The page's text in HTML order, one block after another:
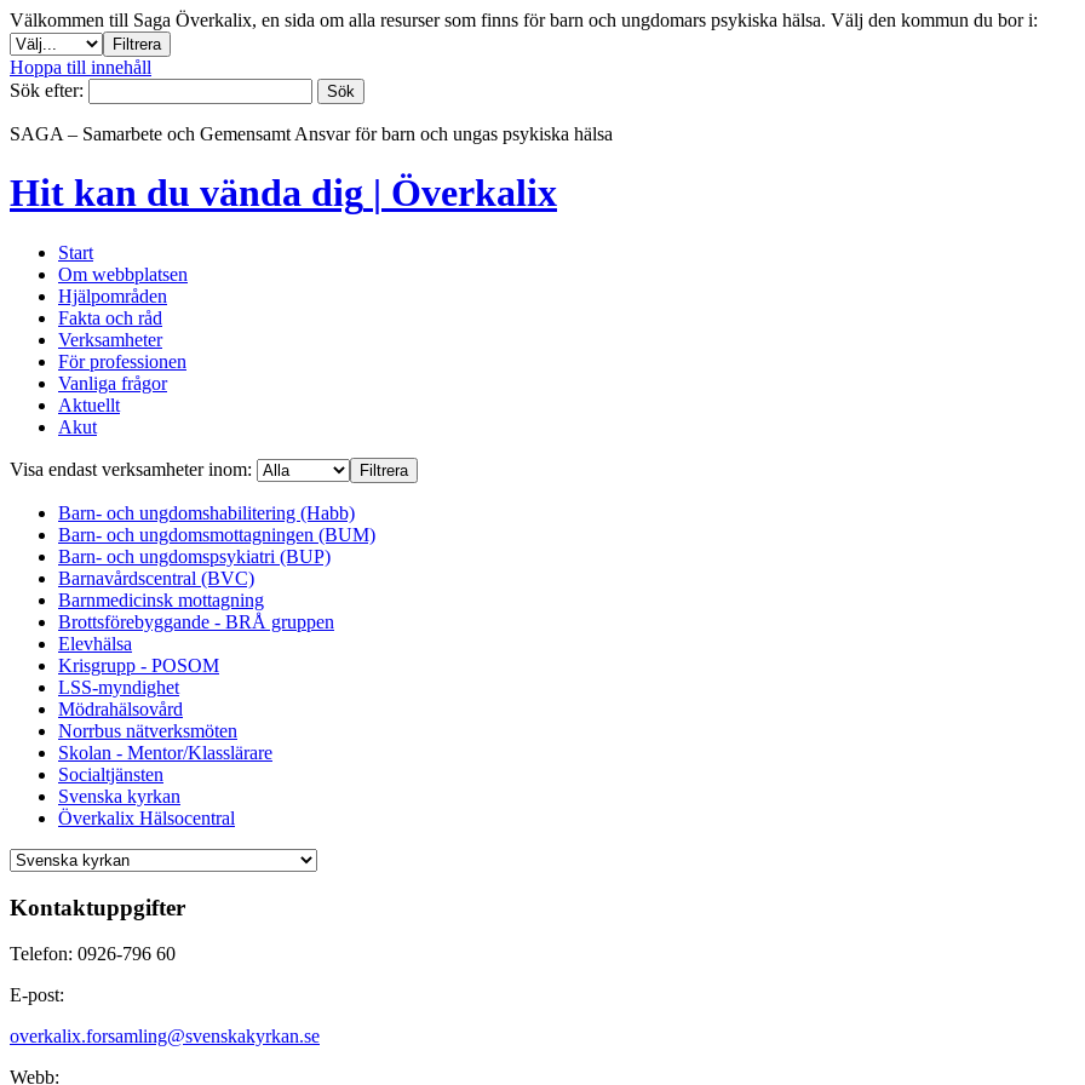
Välkommen till Saga Överkalix, en sida om alla resurser som finns för barn och ungdomars psykiska hälsa. Välj den kommun du bor i:
Hoppa till innehåll
Sök efter:
SAGA – Samarbete och Gemensamt Ansvar för barn och ungas psykiska hälsa
Hit kan du vända dig | Överkalix
Start
Om webbplatsen
Hjälpområden
Fakta och råd
Verksamheter
För professionen
Vanliga frågor
Aktuellt
Akut
Visa endast verksamheter inom:
Barn- och ungdomshabilitering (Habb)
Barn- och ungdomsmottagningen (BUM)
Barn- och ungdomspsykiatri (BUP)
Barnavårdscentral (BVC)
Barnmedicinsk mottagning
Brottsförebyggande - BRÅ gruppen
Elevhälsa
Krisgrupp - POSOM
LSS-myndighet
Mödrahälsovård
Norrbus nätverksmöten
Skolan - Mentor/Klasslärare
Socialtjänsten
Svenska kyrkan
Överkalix Hälsocentral
Kontaktuppgifter
Telefon: 0926-796 60
E-post:
overkalix.forsamling@svenskakyrkan.se
Webb: